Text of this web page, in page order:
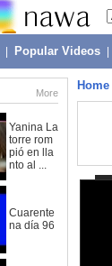
Popular Videos
More
Yanina La
torre rom
pió en lla
nto al ...
Cuarente
na día 96
Home